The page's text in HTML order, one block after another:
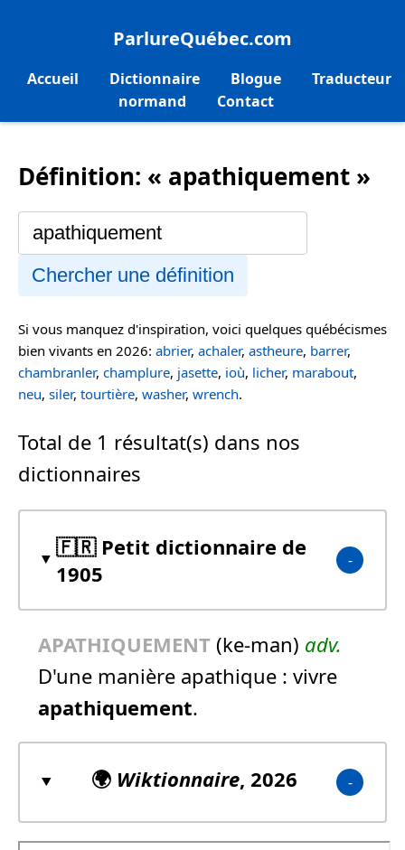
ParlureQuébec.com
Accueil Dictionnaire Blogue
Traducteur
normand
Contact
Définition: « apathiquement »
Chercher une définition
Si vous manquez d'inspiration, voici quelques québécismes
bien vivants en 2026: abrier, achaler, astheure, barrer,
chambranler, champlure, jasette, ioù, licher, marabout,
neu, siler, tourtière, washer, wrench.
Total de 1 résultat(s) dans nos
dictionnaires
🇫🇷 Petit dictionnaire de
1905
APATHIQUEMENT (ke-man) adv.
D'une manière apathique : vivre
apathiquement.
🌍 Wiktionnaire, 2026